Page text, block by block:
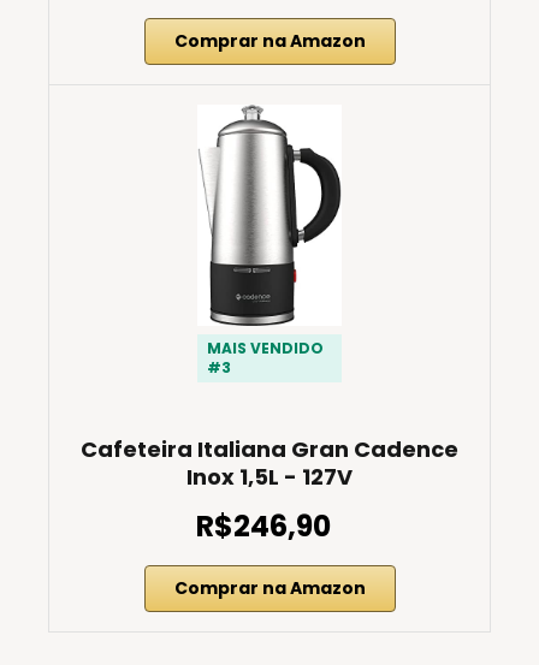
Comprar na Amazon
MAIS VENDIDO
#3
Cafeteira Italiana Gran Cadence
Inox 1,5L - 127V
R$246,90
Comprar na Amazon